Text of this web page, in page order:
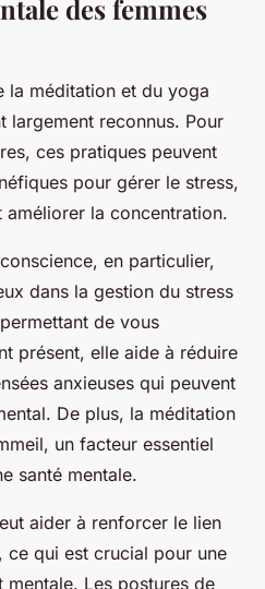
des femmes
la méditation et du yoga
largement reconnus. Pour
ces pratiques peuvent
pour gérer le stress,
la concentration.
en particulier,
dans la gestion du stress
de vous
présent, elle aide à réduire
anxieuses qui peuvent
De plus, la méditation
un facteur essentiel
santé mentale.
aider à renforcer le lien
qui est crucial pour une
mentale. Les postures de